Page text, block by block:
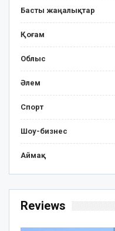
Басты жаңалықтар
Қоғам
Облыс
Әлем
Спорт
Шоу-бизнес
Аймақ
Reviews